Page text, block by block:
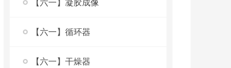
【六一】凝胶成像
【六一】循环器
【六一】干燥器